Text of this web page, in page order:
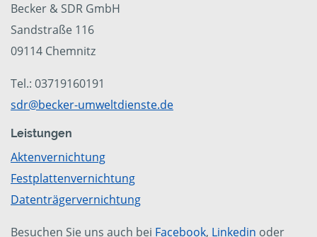
Becker & SDR GmbH
Sandstraße 116
09114 Chemnitz
Tel.: 03719160191
sdr@becker-umweltdienste.de
Leistungen
Aktenvernichtung
Festplattenvernichtung
Datenträgervernichtung
Besuchen Sie uns auch bei Facebook, Linkedin oder